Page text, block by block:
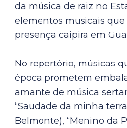
da música de raiz no
elementos musicais que
presença caipira em
No repertório, músicas
época prometem
amante de música
“Saudade da minha
Belmonte), “Menino da